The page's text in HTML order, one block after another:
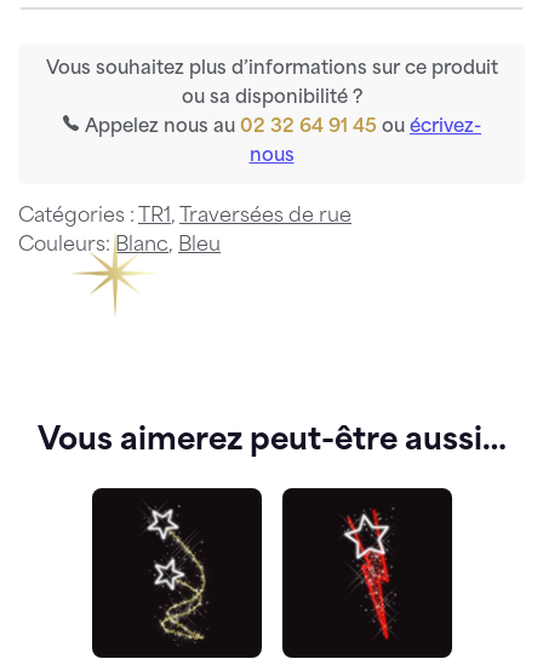
Vous souhaitez plus d’informations sur ce produit
ou sa disponibilité ?
Appelez nous au 02 32 64 91 45 ou écrivez-
nous
Catégories : TR1 ,
Traversées de rue
Couleurs:Blanc, Bleu
Vous aimerez peut-être aussi…